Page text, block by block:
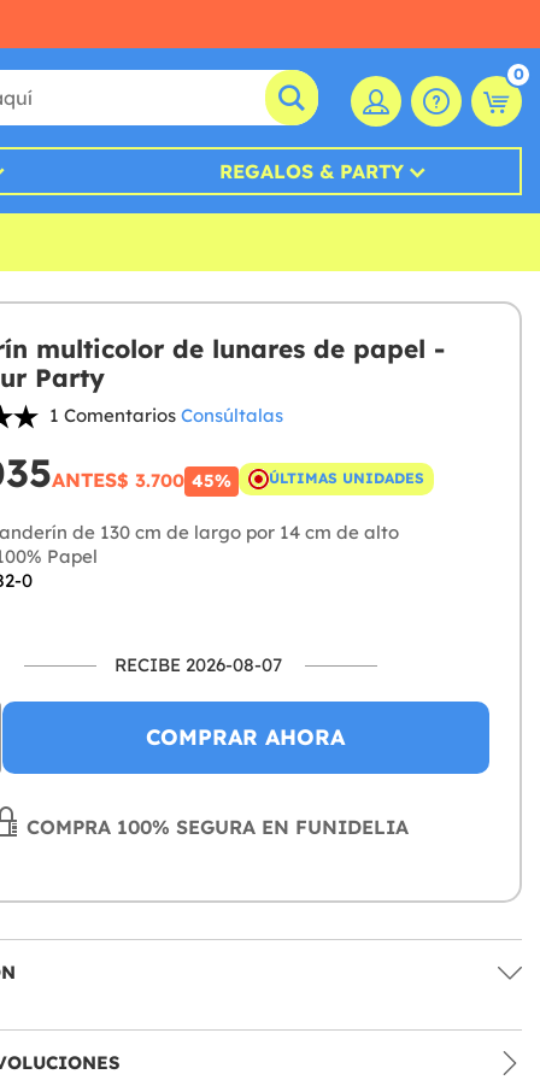
0
REGALOS & PARTY
multicolor de lunares de papel -
Party
1 Comentarios Consúltalas
ANTES$ 3.700 45% ÚLTIMAS UNIDADES
de 130 cm de largo por 14 cm de alto
Papel
0
RECIBE 2026-08-07
COMPRAR AHORA
COMPRA 100% SEGURA EN FUNIDELIA